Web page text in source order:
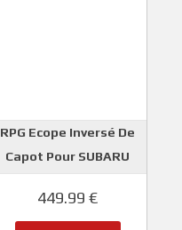
RPG Ecope Inversé De
Capot Pour SUBARU
RPG
449.99 €